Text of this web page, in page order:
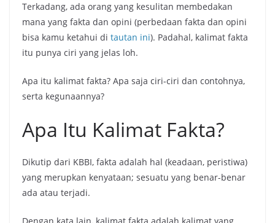
Terkadang, ada orang yang kesulitan membedakan
mana yang fakta dan opini (perbedaan fakta dan opini
bisa kamu ketahui di tautan ini). Padahal, kalimat fakta
itu punya ciri yang jelas loh.
Apa itu kalimat fakta? Apa saja ciri-ciri dan contohnya,
serta kegunaannya?
Apa Itu Kalimat Fakta?
Dikutip dari KBBI, fakta adalah hal (keadaan, peristiwa)
yang merupkan kenyataan; sesuatu yang benar-benar
ada atau terjadi.